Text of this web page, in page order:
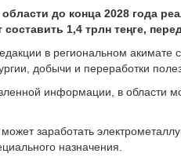
области до конца 2028 года
1,4 трлн теңге,
в региональном
добычи и переработки
информации, в области
заработать
назначения.